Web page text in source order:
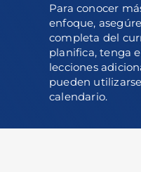
Para conocer
enfoque,
completa del
planifica, tenga
lecciones
pueden
calendario.